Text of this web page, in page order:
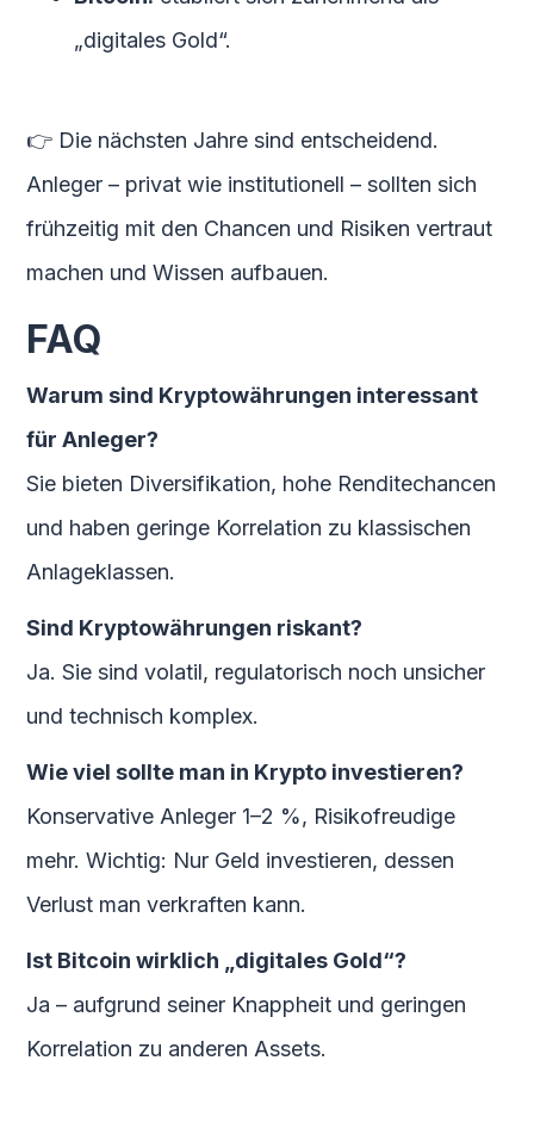
„digitales Gold“.
👉 Die nächsten Jahre sind entscheidend.
Anleger – privat wie institutionell – sollten sich
frühzeitig mit den Chancen und Risiken vertraut
machen und Wissen aufbauen.
FAQ
Warum sind Kryptowährungen interessant
für Anleger?
Sie bieten Diversifikation, hohe Renditechancen
und haben geringe Korrelation zu klassischen
Anlageklassen.
Sind Kryptowährungen riskant?
Ja. Sie sind volatil, regulatorisch noch unsicher
und technisch komplex.
Wie viel sollte man in Krypto investieren?
Konservative Anleger 1–2 %, Risikofreudige
mehr. Wichtig: Nur Geld investieren, dessen
Verlust man verkraften kann.
Ist Bitcoin wirklich „digitales Gold“?
Ja – aufgrund seiner Knappheit und geringen
Korrelation zu anderen Assets.